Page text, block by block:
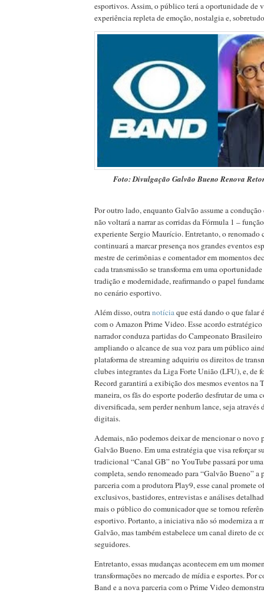
esportivos. Assim, o público terá a oportunidade de
experiência repleta de emoção, nostalgia e,
Foto: Divulgação Galvão Bueno Renova
Por outro lado, enquanto Galvão assume a
não voltará a narrar as corridas da Fórmula 1 –
experiente Sergio Maurício. Entretanto, o renomado
continuará a marcar presença nos grandes eventos
mestre de cerimônias e comentador em momentos
cada transmissão se transforma em uma
tradição e modernidade, reafirmando o papel
no cenário esportivo.
Além disso, outranotíciaque está dando o que falar
com o Amazon Prime Video. Esse acordo
narrador conduza partidas do Campeonato
ampliando o alcance de sua voz para um público
plataforma de streaming adquiriu os direitos de
clubes integrantes da Liga Forte União (LFU), e, de
Record garantirá a exibição dos mesmos eventos na
maneira, os fãs do esporte poderão desfrutar de uma
diversificada, sem perder nenhum lance, seja através
digitais.
Ademais, não podemos deixar de mencionar o
Galvão Bueno. Em uma estratégia que visa reforçar
tradicional “Canal GB” no YouTube passará por
completa, sendo renomeado para “Galvão Bueno” a
parceria com a produtora Play9, esse canal promete
exclusivos, bastidores, entrevistas e análises
mais o público do comunicador que se tornou
esportivo. Portanto, a iniciativa não só moderniza a
Galvão, mas também estabelece um canal direto de
seguidores.
Entretanto, essas mudanças acontecem em um
transformações no mercado de mídia e esportes. Por
Band e a nova parceria com o Prime Video